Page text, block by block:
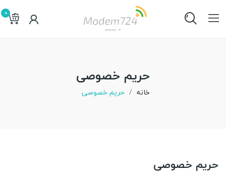
0
حریم خصوصی
خانه حریم خصوصی
حریم خصوصی